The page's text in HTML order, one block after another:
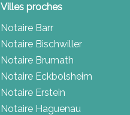
Villes proches
Notaire Barr
Notaire Bischwiller
Notaire Brumath
Notaire Eckbolsheim
Notaire Erstein
Notaire Haguenau